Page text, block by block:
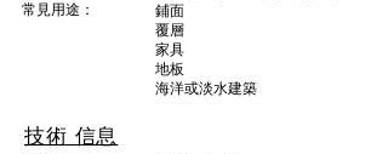
常見用途：
鋪面
覆層
家具
地板
海洋或淡水建築
技術 信息